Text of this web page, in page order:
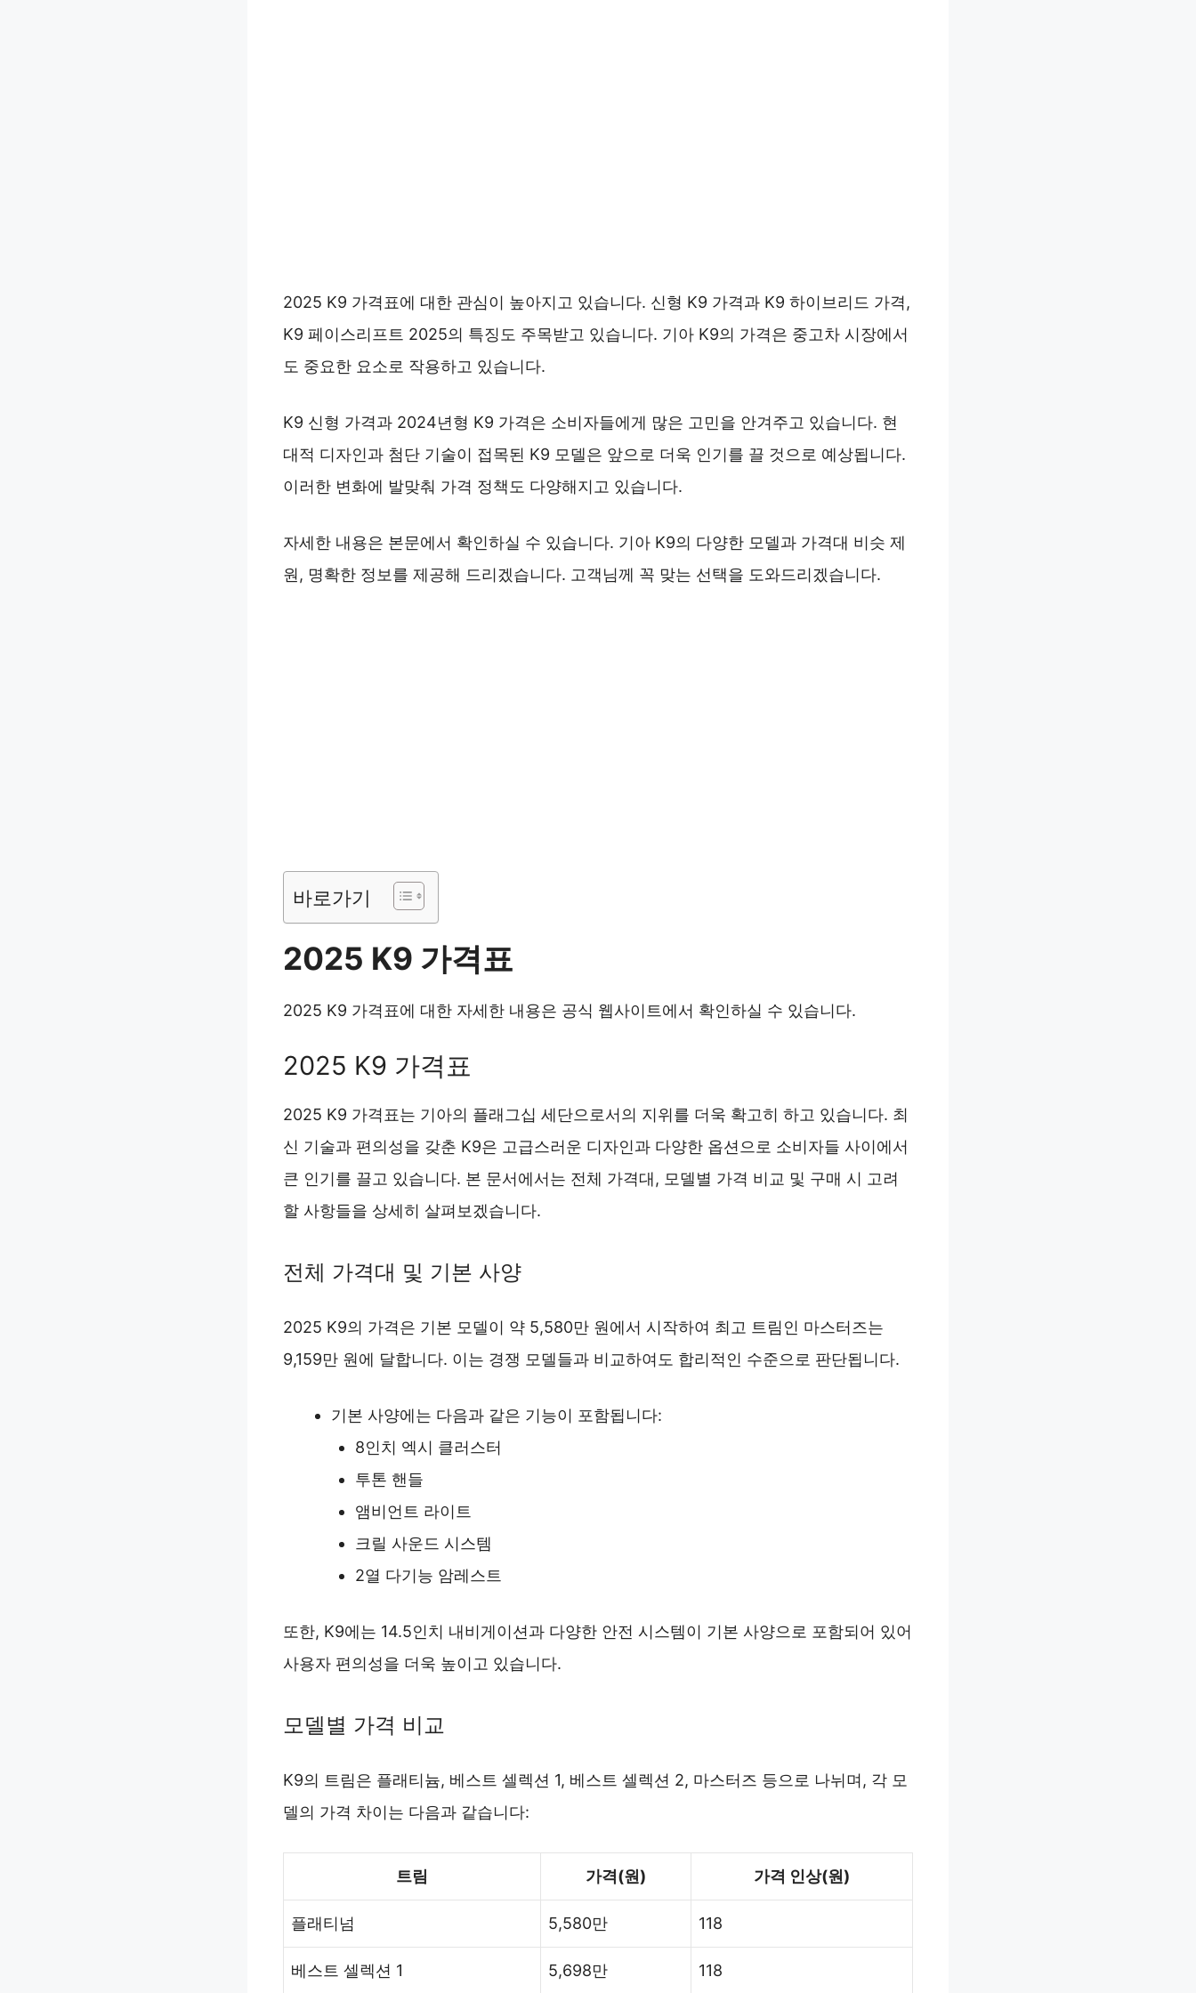
2025 K9 가격표에 대한 관심이 높아지고 있습니다. 신형 K9 가격과 K9 하이브리드 가격,
K9 페이스리프트 2025의 특징도 주목받고 있습니다. 기아 K9의 가격은 중고차 시장에서
도 중요한 요소로 작용하고 있습니다.
K9 신형 가격과 2024년형 K9 가격은 소비자들에게 많은 고민을 안겨주고 있습니다. 현
대적 디자인과 첨단 기술이 접목된 K9 모델은 앞으로 더욱 인기를 끌 것으로 예상됩니다.
이러한 변화에 발맞춰 가격 정책도 다양해지고 있습니다.
자세한 내용은 본문에서 확인하실 수 있습니다. 기아 K9의 다양한 모델과 가격대 비슷 제
원, 명확한 정보를 제공해 드리겠습니다. 고객님께 꼭 맞는 선택을 도와드리겠습니다.
바로가기
2025 K9 가격표
2025 K9 가격표에 대한 자세한 내용은 공식 웹사이트에서 확인하실 수 있습니다.
2025 K9 가격표
2025 K9 가격표는 기아의 플래그십 세단으로서의 지위를 더욱 확고히 하고 있습니다. 최
신 기술과 편의성을 갖춘 K9은 고급스러운 디자인과 다양한 옵션으로 소비자들 사이에서
큰 인기를 끌고 있습니다. 본 문서에서는 전체 가격대, 모델별 가격 비교 및 구매 시 고려
할 사항들을 상세히 살펴보겠습니다.
전체 가격대 및 기본 사양
2025 K9의 가격은 기본 모델이 약 5,580만 원에서 시작하여 최고 트림인 마스터즈는
9,159만 원에 달합니다. 이는 경쟁 모델들과 비교하여도 합리적인 수준으로 판단됩니다.
기본 사양에는 다음과 같은 기능이 포함됩니다:
8인치 엑시 클러스터
투톤 핸들
앰비언트 라이트
크릴 사운드 시스템
2열 다기능 암레스트
또한, K9에는 14.5인치 내비게이션과 다양한 안전 시스템이 기본 사양으로 포함되어 있어
사용자 편의성을 더욱 높이고 있습니다.
모델별 가격 비교
K9의 트림은 플래티늄, 베스트 셀렉션 1, 베스트 셀렉션 2, 마스터즈 등으로 나뉘며, 각 모
델의 가격 차이는 다음과 같습니다:
트림 가격(원) 가격 인상(원)
플래티넘 5,580만 118
베스트 셀렉션 1 5,698만 118